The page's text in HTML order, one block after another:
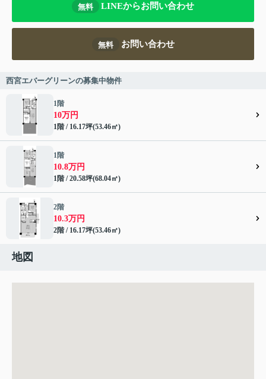
無料 LINEからお問い合わせ
無料 お問い合わせ
西宮エバーグリーンの募集中物件
1階
10万円
1階 / 16.17坪(53.46㎡)
1階
10.8万円
1階 / 20.58坪(68.04㎡)
2階
10.3万円
2階 / 16.17坪(53.46㎡)
地図